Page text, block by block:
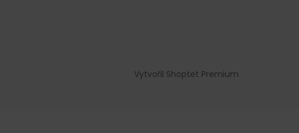
Vytvořil Shoptet Premium